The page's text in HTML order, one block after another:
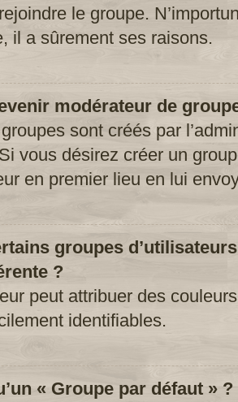
le groupe.
il a sûrement ses raisons.
modérateur de
sont créés par
vous désirez créer un
en premier lieu en lui
groupes
?
peut attribuer des
identifiables.
« Groupe par défaut » ?